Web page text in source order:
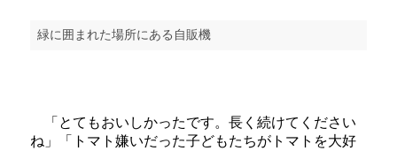
緑に囲まれた場所にある自販機
「とてもおいしかったです。長く続けてください
ね」「トマト嫌いだった子どもたちがトマトを大好